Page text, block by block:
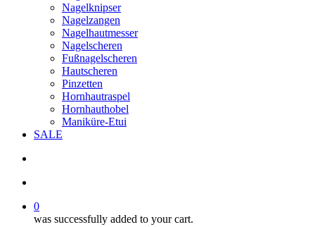
Nagelknipser
Nagelzangen
Nagelhautmesser
Nagelscheren
Fußnagelscheren
Hautscheren
Pinzetten
Hornhautraspel
Hornhauthobel
Maniküre-Etui
SALE
0
was successfully added to your cart.